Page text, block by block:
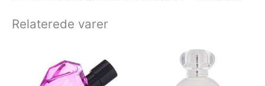
Relaterede varer